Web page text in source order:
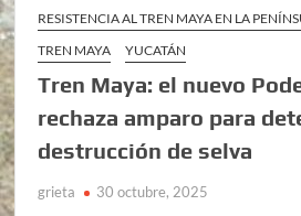
RESISTENCIA AL TREN MAYA EN LA
TREN MAYA
YUCATÁN
Tren Maya: el nuevo
rechaza amparo para
destrucción de selva
grieta 30 octubre, 2025